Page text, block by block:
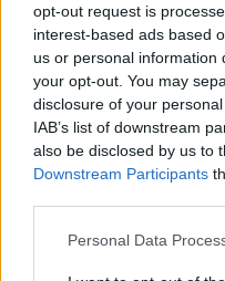
opt-out request is
interest-based ads based
us or personal information
your opt-out. You may
disclosure of your
IAB’s list of downstream
also be disclosed by us to
Downstream Participants
Personal Data
έβλεπα τον FY στη
είχε πει ότι θα
«δω» εγώ»
Ως προς τα θέματα
Harry Styles
Styles βρίσκεται σε